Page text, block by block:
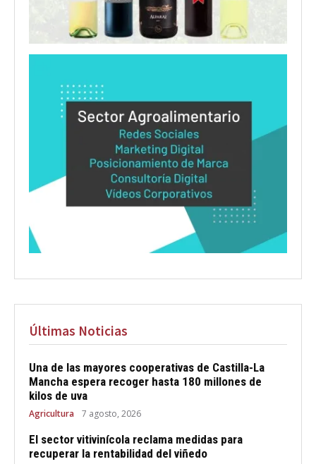
Últimas Noticias
Una de las mayores cooperativas de Castilla-La
Mancha espera recoger hasta 180 millones de
kilos de uva
Agricultura 7 agosto, 2026
El sector vitivinícola reclama medidas para
recuperar la rentabilidad del viñedo